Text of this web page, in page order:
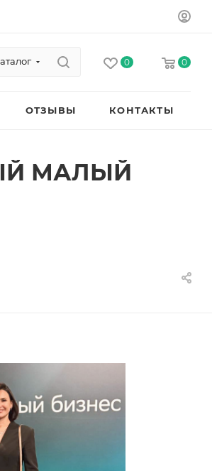
0 0
ОТЗЫВЫ КОНТАКТЫ
МАЛЫЙ